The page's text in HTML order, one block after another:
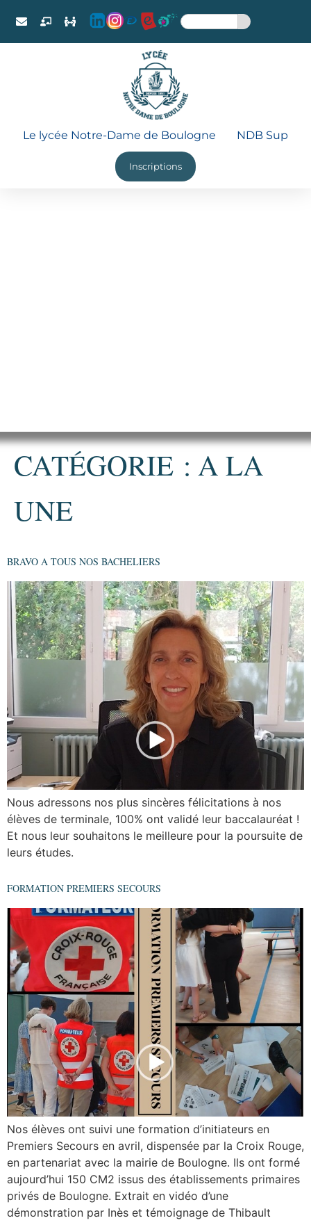
Le lycée Notre-Dame de Boulogne NDB Sup
Inscriptions
CATÉGORIE : A LA
UNE
BRAVO A TOUS NOS BACHELIERS
Nous adressons nos plus sincères félicitations à nos
élèves de terminale, 100% ont validé leur baccalauréat !
Et nous leur souhaitons le meilleure pour la poursuite de
leurs études.
FORMATION PREMIERS SECOURS
Nos élèves ont suivi une formation d’initiateurs en
Premiers Secours en avril, dispensée par la Croix Rouge,
en partenariat avec la mairie de Boulogne. Ils ont formé
aujourd’hui 150 CM2 issus des établissements primaires
privés de Boulogne. Extrait en vidéo d’une
démonstration par Inès et témoignage de Thibault